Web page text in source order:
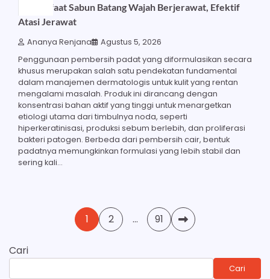
21 Manfaat Sabun Batang Wajah Berjerawat, Efektif
Atasi Jerawat
Ananya Renjana Agustus 5, 2026
Penggunaan pembersih padat yang diformulasikan secara
khusus merupakan salah satu pendekatan fundamental
dalam manajemen dermatologis untuk kulit yang rentan
mengalami masalah. Produk ini dirancang dengan
konsentrasi bahan aktif yang tinggi untuk menargetkan
etiologi utama dari timbulnya noda, seperti
hiperkeratinisasi, produksi sebum berlebih, dan proliferasi
bakteri patogen. Berbeda dari pembersih cair, bentuk
padatnya memungkinkan formulasi yang lebih stabil dan
sering kali…
1 2 … 91
Cari
Cari